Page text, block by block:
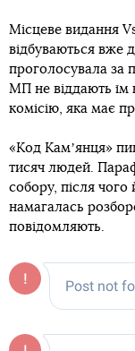
Місцеве видання
відбуваються вже
проголосувала за
МП не віддають їм
комісію, яка має
«Код Камʼянця»
тисяч людей.
собору, після чого
намагалась
повідомляють.